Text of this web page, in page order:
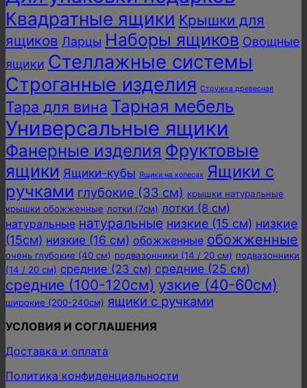
Квадратные ящики Крышки для
ящиков Ларцы Наборы ящиков Овощные
ящики Стеллажные системы
Строганные изделия Стружка древесная
Тара для вина Тарная мебель
Универсальные ящики
Фанерные изделия Фруктовые
ящики Ящики-кубы Ящики на колесах Ящики с
ручками глубокие (33 см) крышки натуральные
крышки обожженные лотки (7см) лотки (8 см)
натуральные натуральные низкие (15 см) низкие
(15см) низкие (16 см) обожженные обожженные
очень глубокие (40 см) подвазонники (14 / 20 см) подвазонники
(14 / 20 см) средние (23 см) средние (25 см)
средние (100-120см) узкие (40-60см)
широкие (200-240см) ящики с ручками
УСЛОВИЯ И СОГЛАШЕНИЯ
Доставка и оплата
Политика конфиденциальности